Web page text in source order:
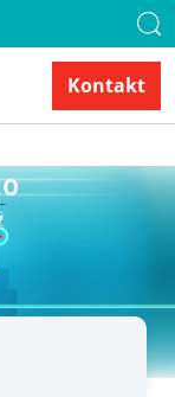
Kontakt